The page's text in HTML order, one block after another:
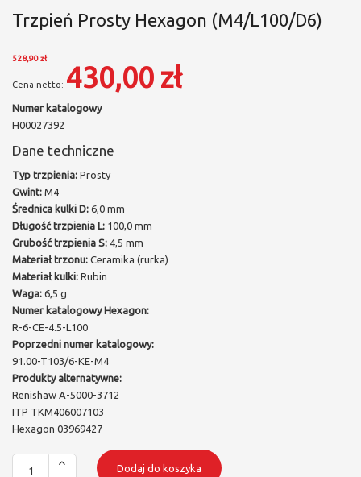
Trzpień Prosty Hexagon (M4/L100/D6)
528,90 zł
430,00 zł
Numer katalogowy
H00027392
Dane techniczne
Typ trzpienia: Prosty
Gwint: M4
Średnica kulki D: 6,0 mm
Długość trzpienia L: 100,0 mm
Grubość trzpienia S: 4,5 mm
Materiał trzonu: Ceramika (rurka)
Materiał kulki: Rubin
Waga: 6,5 g
Numer katalogowy Hexagon:
R-6-CE-4.5-L100
Poprzedni numer katalogowy:
91.00-T103/6-KE-M4
Produkty alternatywne:
Renishaw A-5000-3712
ITP TKM406007103
Hexagon 03969427
Dodaj do koszyka